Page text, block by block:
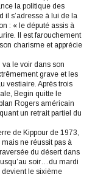
la politique des
il s’adresse à lui de la
: « le député assis à
Il est farouchement
charisme et apprécie
le voir dans son
grave et les
vestiaire. Après trois
Begin quitte le
Rogers américain
un retrait partiel du
de Kippour de 1973,
ne réussit pas à
du désert dans
soir…du mardi
devient le sixième